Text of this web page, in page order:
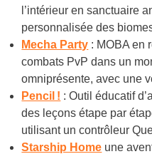
l’intérieur en sanctuaire
personnalisée des
Mecha Party : MOBA en
combats PvP dans un
omniprésente, avec une
Pencil ! : Outil éducatif
des leçons étape par
utilisant un contrôleur
Starship Home une